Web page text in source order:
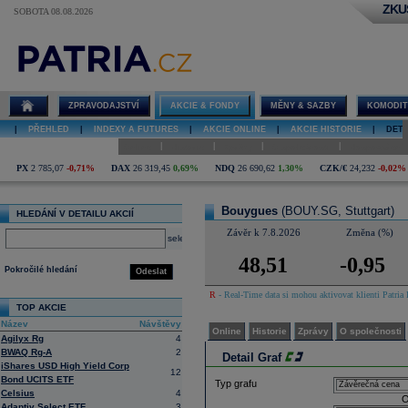
SOBOTA 08.08.2026
Bouygues graf
ZPRAVODAJSTVÍ AKCIE & FONDY MĚNY & SAZBY
PŘEHLED INDEXY A FUTURES AKCIE ONLINE AKCIE HISTORIE
PX 2 785,07 -0,71% DAX 26 319,45 0,69% NDQ 26 690,62 1,30% CZK/€ 24,232 -0,02%
HLEDÁNÍ V DETAILU AKCIÍ
select
Odeslat
Pokročilé hledání
TOP AKCIE
Název
Návštěvy
Agilyx Rg
4
BWAQ Rg-A
2
iShares USD High Yield Corp
Bond UCITS ETF
12
Celsius
4
Bouygues (BOUY.SG, Stuttgart)
Závěr k 7.8.2026 Změna (%)
48,51 -0,95
R - Real-Time data si mohou aktivovat klienti
Online Historie Zprávy O společnosti
Detail Graf
Typ grafu